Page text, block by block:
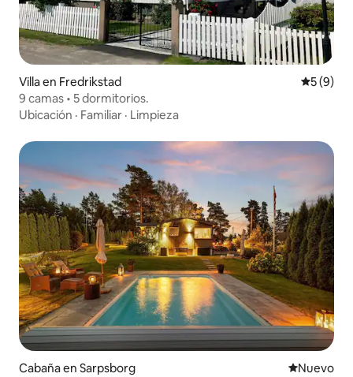
Villa en Fredrikstad
5 (9)
9 camas • 5 dormitorios.
Ubicación · Familiar · Limpieza
Cabaña en Sarpsborg Nuevo
Nuevo